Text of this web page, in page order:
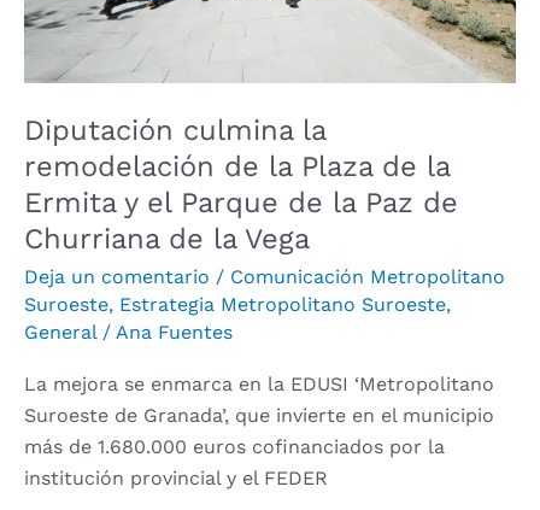
Diputación culmina la
remodelación de la Plaza de la
Ermita y el Parque de la Paz de
Churriana de la Vega
Deja un comentario / Comunicación Metropolitano
Suroeste, Estrategia Metropolitano Suroeste,
General/ Ana Fuentes
La mejora se enmarca en la EDUSI ‘Metropolitano
Suroeste de Granada’, que invierte en el municipio
más de 1.680.000 euros cofinanciados por la
institución provincial y el FEDER
la
Ermita
y
Parque
de
la
Paz
de
Churriana
de
Vega